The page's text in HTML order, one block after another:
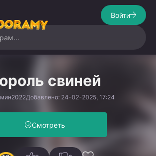
Войти
свиней
2022Добавлено: 24-02-2025, 17:24
Смотреть